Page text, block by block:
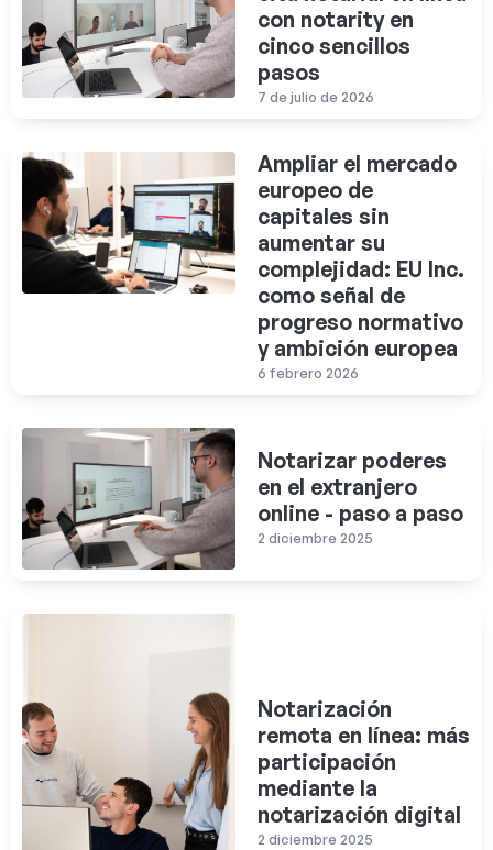
con notarity en
cinco sencillos
pasos
7 de julio de 2026
Ampliar el mercado
europeo de
capitales sin
aumentar su
complejidad: EU Inc.
como señal de
progreso normativo
y ambición europea
6 febrero 2026
Notarizar poderes
en el extranjero
online - paso a paso
2 diciembre 2025
Notarización
remota en línea: más
participación
mediante la
notarización digital
2 diciembre 2025